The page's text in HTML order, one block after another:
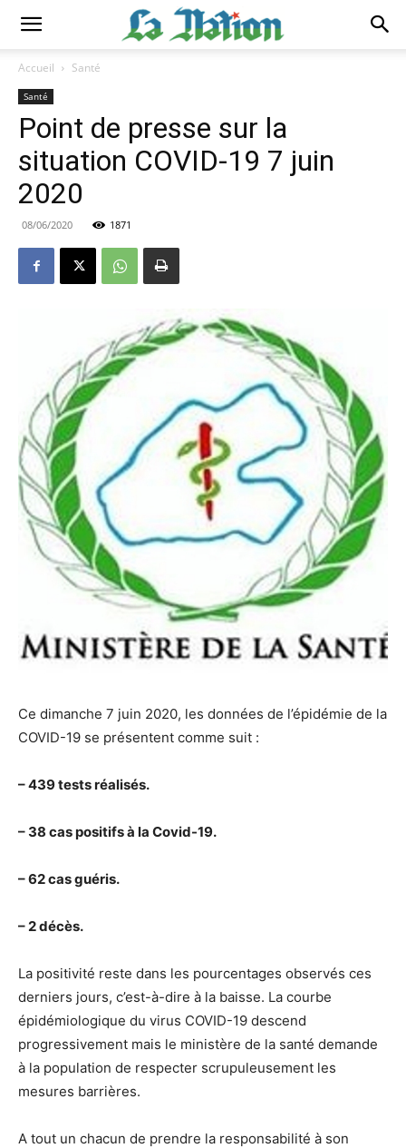
Accueil Santé
Santé
Point de presse sur la
situation COVID-19 7 juin
2020
08/06/2020 1871
Ce dimanche 7 juin 2020, les données de l’épidémie de la
COVID-19 se présentent comme suit :
– 439 tests réalisés.
– 38 cas positifs à la Covid-19.
– 62 cas guéris.
– 2 décès.
La positivité reste dans les pourcentages observés ces
derniers jours, c’est-à-dire à la baisse. La courbe
épidémiologique du virus COVID-19 descend
progressivement mais le ministère de la santé demande
à la population de respecter scrupuleusement les
mesures barrières.
A tout un chacun de prendre la responsabilité à son